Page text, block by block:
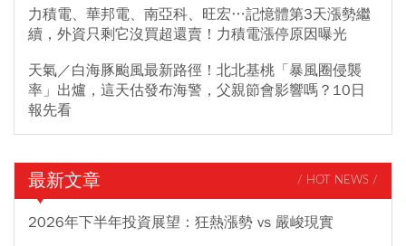
力積電、華邦電、南亞科、旺宏…記憶體第3天漲勢繼
續，外資只剩它沒買超還賣！力積電漲停原因曝光
天氣／白海豚颱風最新路徑！北北基桃「暴風圈侵襲
率」出爐，這天估發布海警，父親節會影響嗎？10日
報先看
最新文章 / HOT NEWS /
2026年下半年投資展望：狂熱漲勢 vs 嚴峻現實